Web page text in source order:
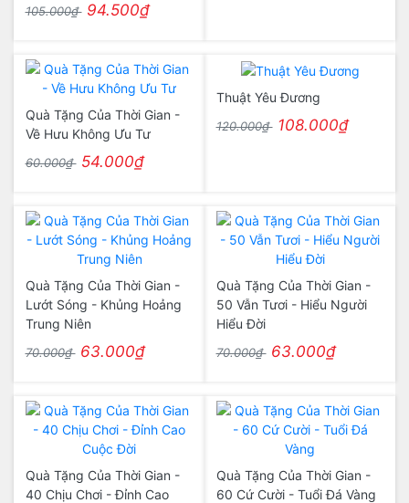
105.000₫ 94.500₫
Quà Tặng Của Thời Gian -
Về Hưu Không Ưu Tư
60.000₫ 54.000₫
Thuật Yêu Đương
120.000₫ 108.000₫
Quà Tặng Của Thời Gian -
Lướt Sóng - Khủng Hoảng
Trung Niên
70.000₫ 63.000₫
Quà Tặng Của Thời Gian -
50 Vẫn Tươi - Hiểu Người
Hiểu Đời
70.000₫ 63.000₫
Quà Tặng Của Thời Gian -
40 Chịu Chơi - Đỉnh Cao
Quà Tặng Của Thời Gian -
60 Cứ Cười - Tuổi Đá Vàng